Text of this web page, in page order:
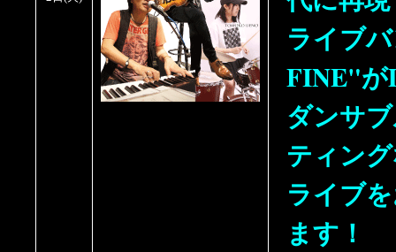
ライブ
FINE"が
ダンサ
ティン
ライブ
ます！